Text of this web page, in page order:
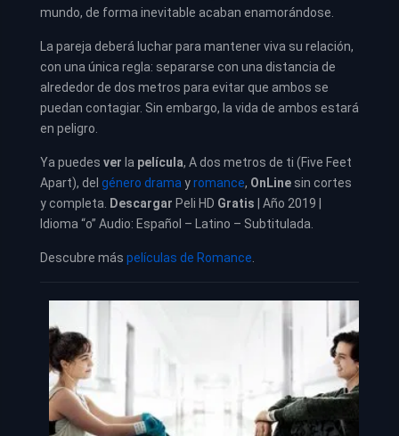
mundo, de forma inevitable acaban enamorándose.
La pareja deberá luchar para mantener viva su relación,
con una única regla: separarse con una distancia de
alrededor de dos metros para evitar que ambos se
puedan contagiar. Sin embargo, la vida de ambos estará
en peligro.
Ya puedes ver la película, A dos metros de ti (Five Feet
Apart), del género drama yromance, OnLine sin cortes
y completa.
Descargar Peli HD Gratis | Año 2019 |
Idioma “o” Audio: Español – Latino – Subtitulada.
Descubre más películas de Romance